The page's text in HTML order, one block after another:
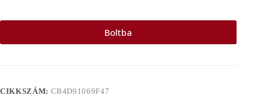
Boltba
CIKKSZÁM: CB4D91069F47